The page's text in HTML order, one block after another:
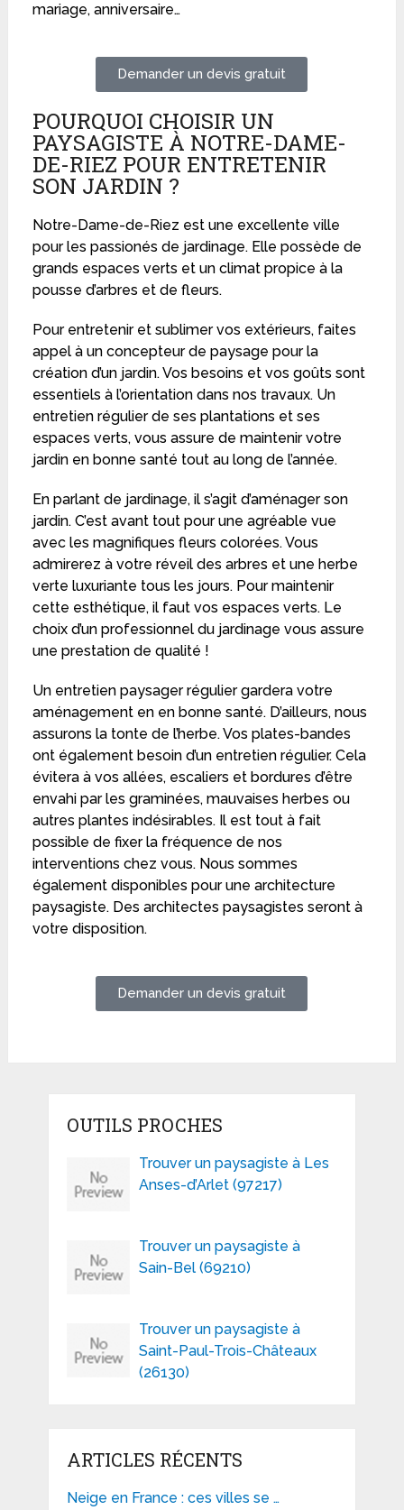
mariage, anniversaire…
Demander un devis gratuit
POURQUOI CHOISIR UN
PAYSAGISTE À NOTRE-DAME-
DE-RIEZ POUR ENTRETENIR
SON JARDIN ?
Notre-Dame-de-Riez est une excellente ville
pour les passionés de jardinage. Elle possède de
grands espaces verts et un climat propice à la
pousse d’arbres et de fleurs.
Pour entretenir et sublimer vos extérieurs, faites
appel à un concepteur de paysage pour la
création d’un jardin. Vos besoins et vos goûts sont
essentiels à l’orientation dans nos travaux. Un
entretien régulier de ses plantations et ses
espaces verts, vous assure de maintenir votre
jardin en bonne santé tout au long de l’année.
En parlant de jardinage, il s’agit d’aménager son
jardin. C’est avant tout pour une agréable vue
avec les magnifiques fleurs colorées. Vous
admirerez à votre réveil des arbres et une herbe
verte luxuriante tous les jours. Pour maintenir
cette esthétique, il faut vos espaces verts. Le
choix d’un professionnel du jardinage vous assure
une prestation de qualité !
Un entretien paysager régulier gardera votre
aménagement en en bonne santé. D’ailleurs, nous
assurons la tonte de l’herbe. Vos plates-bandes
ont également besoin d’un entretien régulier. Cela
évitera à vos allées, escaliers et bordures d’être
envahi par les graminées, mauvaises herbes ou
autres plantes indésirables. Il est tout à fait
possible de fixer la fréquence de nos
interventions chez vous. Nous sommes
également disponibles pour une architecture
paysagiste. Des architectes paysagistes seront à
votre disposition.
Demander un devis gratuit
OUTILS PROCHES
Trouver un paysagiste à Les
Anses-d’Arlet (97217)
Trouver un paysagiste à
Sain-Bel (69210)
Trouver un paysagiste à
Saint-Paul-Trois-Châteaux
(26130)
ARTICLES RÉCENTS
Neige en France : ces villes se …